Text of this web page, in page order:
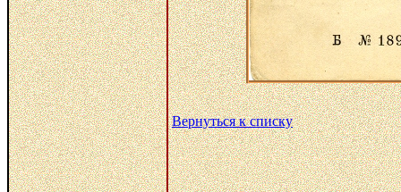
Вернуться к списку